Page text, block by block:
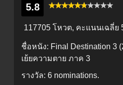
5.8
117705 โหวต, คะแนนเฉลี่ย
ชื่อหนัง: Final Destination 3
เย้ยความตาย ภาค 3
รางวัล: 6 nominations.